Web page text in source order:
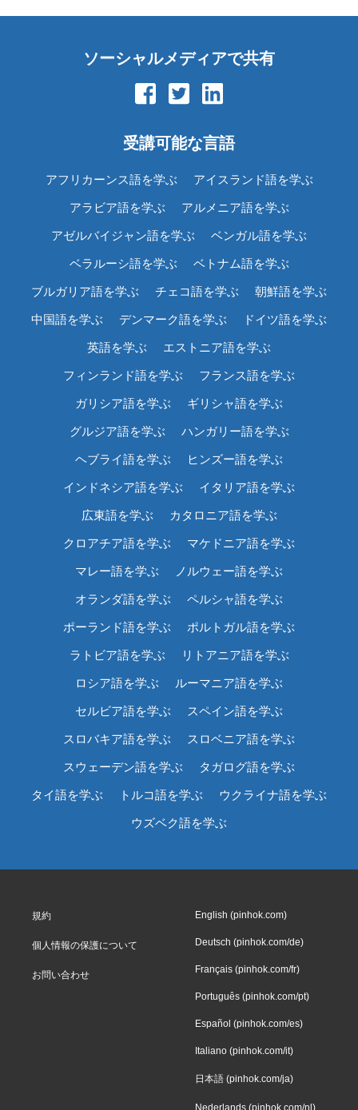
ソーシャルメディアで共有
受講可能な言語
アフリカーンス語を学ぶ アイスランド語を学ぶ
アラビア語を学ぶ アルメニア語を学ぶ
アゼルバイジャン語を学ぶ ベンガル語を学ぶ
ベラルーシ語を学ぶ ベトナム語を学ぶ
ブルガリア語を学ぶ チェコ語を学ぶ 朝鮮語を学ぶ
中国語を学ぶ デンマーク語を学ぶ ドイツ語を学ぶ
英語を学ぶ エストニア語を学ぶ
フィンランド語を学ぶ フランス語を学ぶ
ガリシア語を学ぶ ギリシャ語を学ぶ
グルジア語を学ぶ ハンガリー語を学ぶ
ヘブライ語を学ぶ ヒンズー語を学ぶ
インドネシア語を学ぶ イタリア語を学ぶ
広東語を学ぶ カタロニア語を学ぶ
クロアチア語を学ぶ マケドニア語を学ぶ
マレー語を学ぶ ノルウェー語を学ぶ
オランダ語を学ぶ ペルシャ語を学ぶ
ポーランド語を学ぶ ポルトガル語を学ぶ
ラトビア語を学ぶ リトアニア語を学ぶ
ロシア語を学ぶ ルーマニア語を学ぶ
セルビア語を学ぶ スペイン語を学ぶ
スロバキア語を学ぶ スロベニア語を学ぶ
スウェーデン語を学ぶ タガログ語を学ぶ
タイ語を学ぶ トルコ語を学ぶ ウクライナ語を学ぶ
ウズベク語を学ぶ
規約
個人情報の保護について
お問い合わせ
English (pinhok.com)
Deutsch (pinhok.com/de)
Français (pinhok.com/fr)
Português (pinhok.com/pt)
Español (pinhok.com/es)
Italiano (pinhok.com/it)
日本語 (pinhok.com/ja)
Nederlands (pinhok.com/nl)